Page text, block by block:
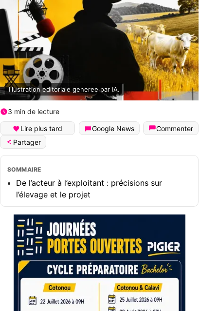
Illustration editoriale generee par IA.
3 min de lecture
Lire plus tard Google News
Commenter
Partager
SOMMAIRE
De l’acteur à l’exploitant : précisions sur
l’élevage et le projet